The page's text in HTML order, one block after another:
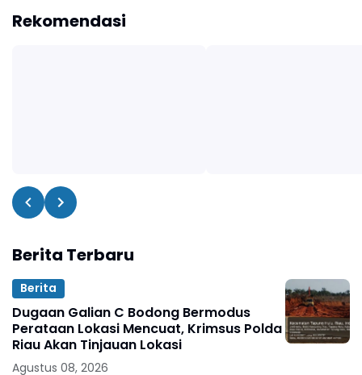
Rekomendasi
Berita Terbaru
Berita
Dugaan Galian C Bodong Bermodus
Perataan Lokasi Mencuat, Krimsus Polda
Riau Akan Tinjauan Lokasi
Agustus 08, 2026